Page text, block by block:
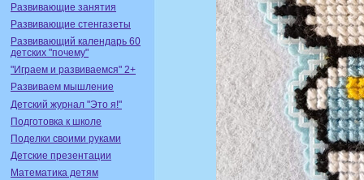
Развивающие занятия
Развивающие стенгазеты
Развивающий календарь 60
детских "почему"
"Играем и развиваемся" 2+
Развиваем мышление
Детский журнал "Это я!"
Подготовка к школе
Поделки своими руками
Детские презентации
Математика детям